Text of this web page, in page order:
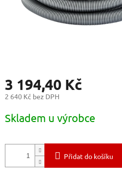
3 194,40 Kč
2 640 Kč bez DPH
cena:
Skladem u výrobce
Přidat do košíku